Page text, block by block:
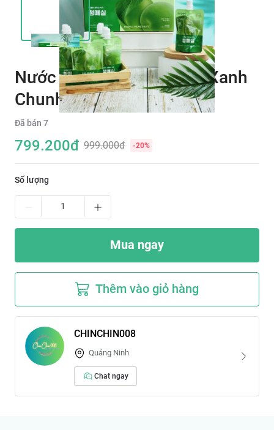
Nước Ép Dinh Dưỡng Mơ Xanh
Chunho Ncare
Đã bán 7
799.200đ 999.000đ -20%
Số lượng
Mua ngay
Thêm vào giỏ hàng
CHINCHIN008
Quảng Ninh
Chat ngay